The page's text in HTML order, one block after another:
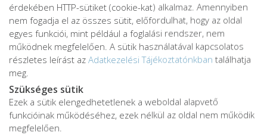
Adatkezelési tájékoztató
Adatvédelmi tájékoztató
érdekében HTTP-sütiket (cookie-kat) alkalmaz. Amennyiben
nem fogadja el az összes sütit, előfordulhat, hogy az oldal
egyes funkciói, mint például a foglalási rendszer, nem
működnek megfelelően. A sütik használatával kapcsolatos
részletes leírást az Adatkezelési Tájékoztatónkban találhatja
meg.
Szükséges sütik
Ezek a sütik elengedhetetlenek a weboldal alapvető
funkcióinak működéséhez, ezek nélkül az oldal nem működik
megfelelően.